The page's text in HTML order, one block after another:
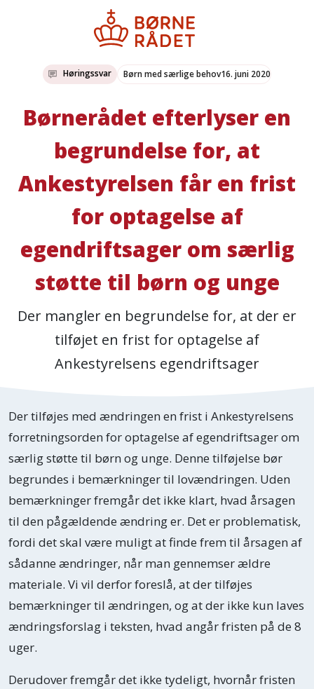
Høringssvar Børn med særlige behov16. juni 2020
Børnerådet efterlyser en
begrundelse for, at
Ankestyrelsen får en frist
for optagelse af
egendriftsager om særlig
støtte til børn og unge
Der mangler en begrundelse for, at der er
tilføjet en frist for optagelse af
Ankestyrelsens egendriftsager
Der tilføjes med ændringen en frist i Ankestyrelsens
forretningsorden for optagelse af egendriftsager om
særlig støtte til børn og unge. Denne tilføjelse bør
begrundes i bemærkninger til lovændringen. Uden
bemærkninger fremgår det ikke klart, hvad årsagen
til den pågældende ændring er. Det er problematisk,
fordi det skal være muligt at finde frem til årsagen af
sådanne ændringer, når man gennemser ældre
materiale. Vi vil derfor foreslå, at der tilføjes
bemærkninger til ændringen, og at der ikke kun laves
ændringsforslag i teksten, hvad angår fristen på de 8
uger.
Derudover fremgår det ikke tydeligt, hvornår fristen